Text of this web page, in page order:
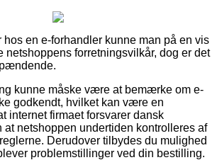
hos en e-forhandler kunne man på en vis
forretningsvilkår, dog er det
kunne måske være at bemærke om e-
godkendt, hvilket kan være en
internet firmaet forsvarer dansk
at netshoppen undertiden kontrolleres af
Derudover tilbydes du mulighed
problemstillinger ved din bestilling.